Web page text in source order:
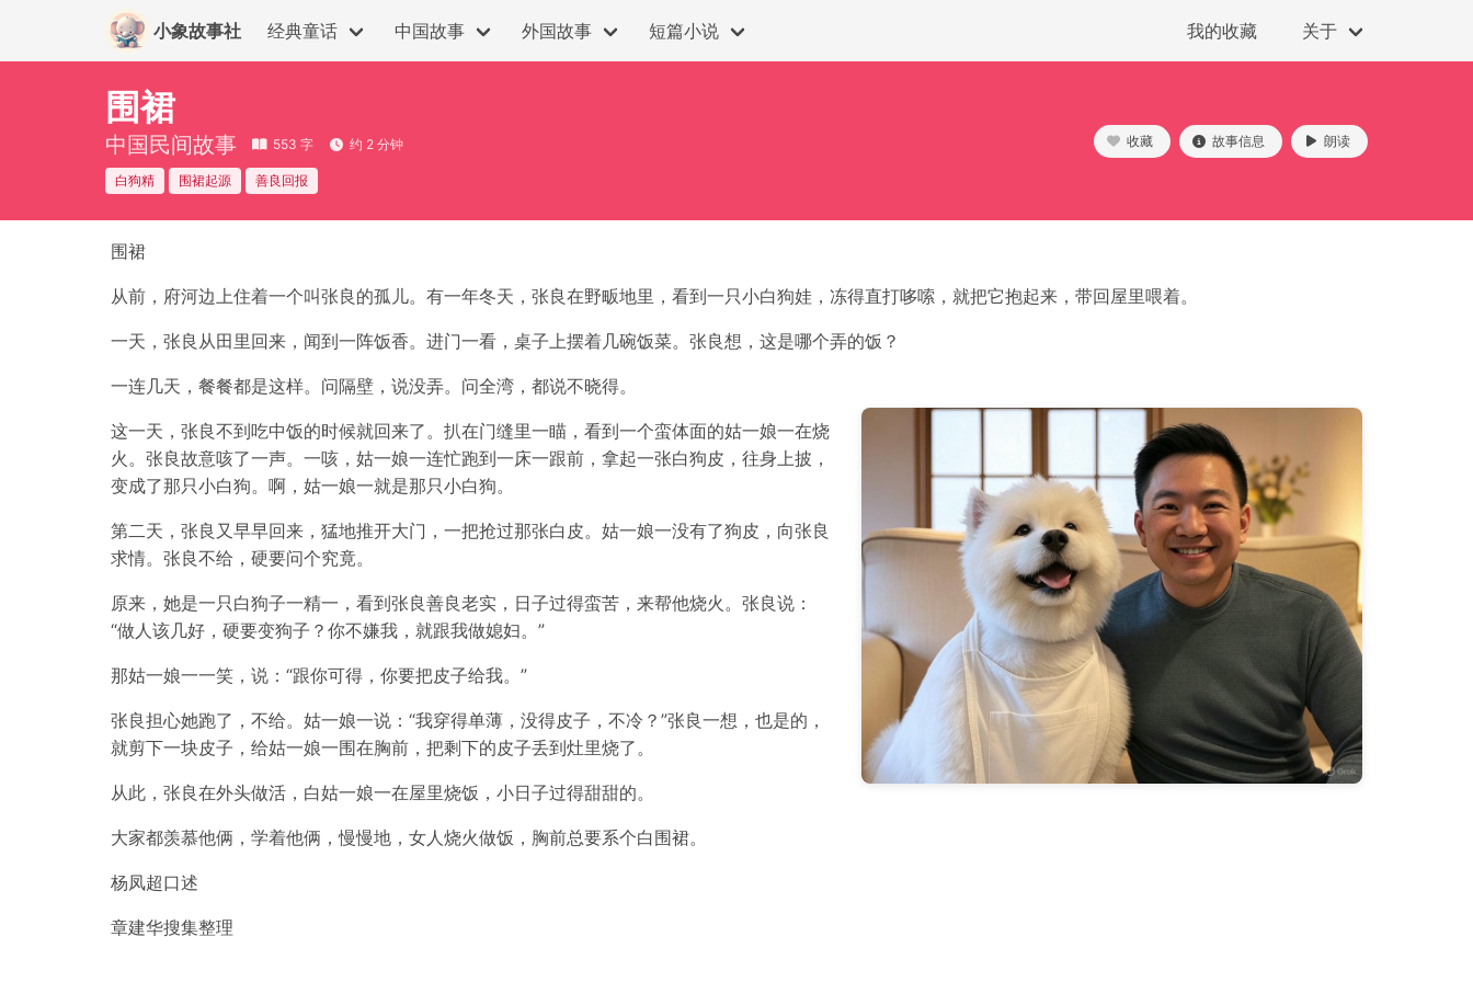
小象故事社 经典童话 中国故事 外国故事 短篇小说 我的收藏 关于
围裙
中国民间故事 553 字 约 2 分钟
白狗精 围裙起源 善良回报
收藏 故事信息 朗读
围裙
从前，府河边上住着一个叫张良的孤儿。有一年冬天，张良在野畈地里，看到一只小白狗娃，冻得直打哆嗦，就把它抱起来，带回屋里喂着。
一天，张良从田里回来，闻到一阵饭香。进门一看，桌子上摆着几碗饭菜。张良想，这是哪个弄的饭？
一连几天，餐餐都是这样。问隔壁，说没弄。问全湾，都说不晓得。
这一天，张良不到吃中饭的时候就回来了。扒在门缝里一瞄，看到一个蛮体面的姑一娘一在烧
火。张良故意咳了一声。一咳，姑一娘一连忙跑到一床一跟前，拿起一张白狗皮，往身上披，
变成了那只小白狗。啊，姑一娘一就是那只小白狗。
第二天，张良又早早回来，猛地推开大门，一把抢过那张白皮。姑一娘一没有了狗皮，向张良
求情。张良不给，硬要问个究竟。
原来，她是一只白狗子一精一，看到张良善良老实，日子过得蛮苦，来帮他烧火。张良说：
“做人该几好，硬要变狗子？你不嫌我，就跟我做媳妇。”
那姑一娘一一笑，说：“跟你可得，你要把皮子给我。”
张良担心她跑了，不给。姑一娘一说：“我穿得单薄，没得皮子，不冷？”张良一想，也是的，
就剪下一块皮子，给姑一娘一围在胸前，把剩下的皮子丢到灶里烧了。
从此，张良在外头做活，白姑一娘一在屋里烧饭，小日子过得甜甜的。
大家都羡慕他俩，学着他俩，慢慢地，女人烧火做饭，胸前总要系个白围裙。
杨凤超口述
章建华搜集整理